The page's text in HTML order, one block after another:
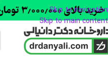
Skip to navigation
Skip to main content